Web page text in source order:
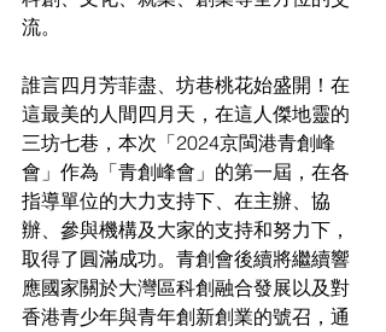
流。
誰言四月芳菲盡、坊巷桃花始盛開！在
這最美的人間四月天，在這人傑地靈的
三坊七巷，本次「2024京閩港青創峰
會」作為「青創峰會」的第一屆，在各
指導單位的大力支持下、在主辦、協
辦、參與機構及大家的支持和努力下，
取得了圓滿成功。青創會後續將繼續響
應國家關於大灣區科創融合發展以及對
香港青少年與青年創新創業的號召，通